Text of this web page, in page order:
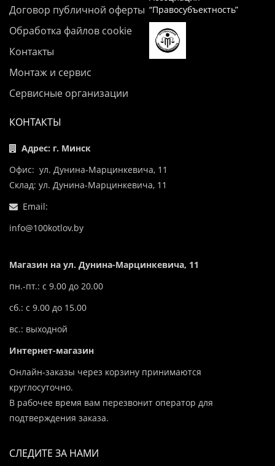
Договор публичной оферты
Обработка файлов cookie
Контакты
Монтаж и сервис
Сервисные организации
“Правосубъектность”
КОНТАКТЫ
Адрес: г. Минск
Офис: ул. Дунина-Марцинкевича, 11
Склад: ул. Дунина-Марцинкевича, 11
Email:
info@100kotlov.by
Магазин на ул. Дунина-Марцинкевича, 11
пн.-пт.: с 9.00 до 20.00
сб.: с 9.00 до 15.00
вс.: выходной
Интернет-магазин
Онлайн-заказы через корзину принимаются
круглосуточно.
В рабочее время вам перезвонит оператор для
подтверждения заказа.
СЛЕДИТЕ ЗА НАМИ